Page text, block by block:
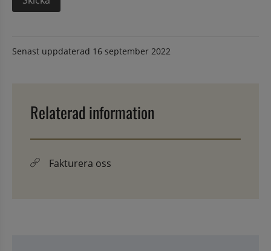
Senast uppdaterad 16 september 2022
Relaterad information
Fakturera oss